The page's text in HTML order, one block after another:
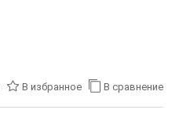
В избранное В сравнение